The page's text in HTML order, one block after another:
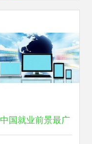
安全新时代
中国就业前景最广